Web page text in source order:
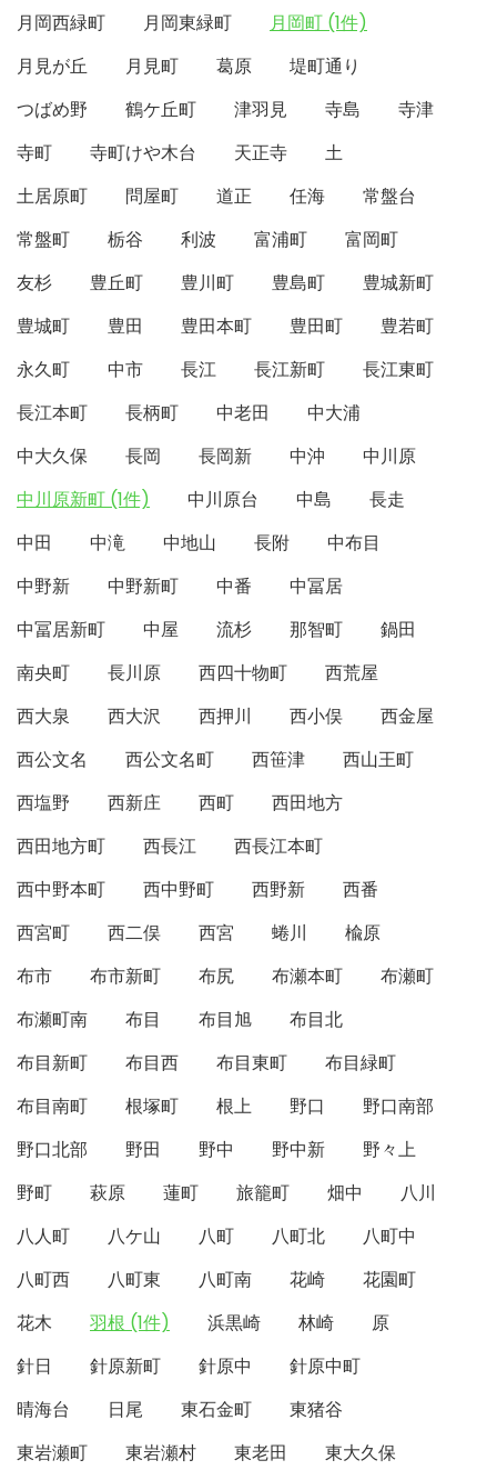
月岡西緑町
月岡東緑町
月岡町 (1件)
月見が丘
月見町 葛原
堤町通り
つばめ野
鶴ケ丘町 津羽見 寺島
寺津
寺町
寺町けや木台 天正寺
土
土居原町
問屋町 道正 任海
常盤台
常盤町
栃谷 利波 富浦町
富岡町
友杉
豊丘町 豊川町 豊島町
豊城新町
豊城町
豊田 豊田本町 豊田町
豊若町
永久町
中市 長江 長江新町
長江東町
長江本町
長柄町 中老田
中大浦
中大久保
長岡 長岡新 中沖
中川原
中川原新町 (1件)
中川原台 中島
長走
中田
中滝 中地山 長附
中布目
中野新
中野新町 中番
中冨居
中冨居新町
中屋 流杉 那智町
鍋田
南央町
長川原 西四十物町
西荒屋
西大泉
西大沢 西押川 西小俣
西金屋
西公文名
西公文名町 西笹津
西山王町
西塩野
西新庄 西町
西田地方
西田地方町
西長江
西長江本町
西中野本町
西中野町 西野新
西番
西宮町
西二俣 西宮 蜷川
楡原
布市
布市新町 布尻 布瀬本町
布瀬町
布瀬町南
布目 布目旭
布目北
布目新町
布目西 布目東町
布目緑町
布目南町
根塚町 根上 野口
野口南部
野口北部
野田 野中 野中新
野々上
野町
萩原 蓮町 旅籠町 畑中
八川
八人町
八ケ山 八町 八町北
八町中
八町西
八町東 八町南 花崎
花園町
花木
羽根 (1件) 浜黒崎 林崎
原
針日
針原新町 針原中
針原中町
晴海台
日尾 東石金町
東猪谷
東岩瀬町
東岩瀬村 東老田 東大久保